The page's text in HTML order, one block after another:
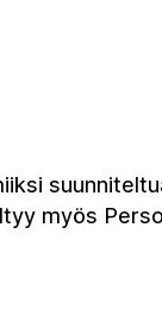
myös